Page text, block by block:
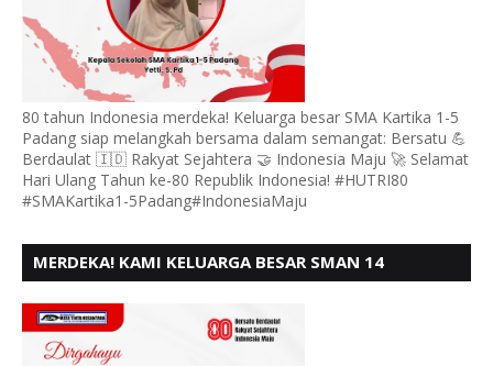
80 tahun Indonesia merdeka! Keluarga besar SMA Kartika 1-5
Padang siap melangkah bersama dalam semangat: Bersatu 💪
Berdaulat 🇮🇩 Rakyat Sejahtera 🤝 Indonesia Maju 🚀 Selamat
Hari Ulang Tahun ke-80 Republik Indonesia! #HUTRI80
#SMAKartika1-5Padang#IndonesiaMaju
MERDEKA! KAMI KELUARGA BESAR SMAN 14